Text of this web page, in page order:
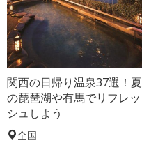
関西の日帰り温泉37選！夏
の琵琶湖や有馬でリフレッ
シュしよう
全国